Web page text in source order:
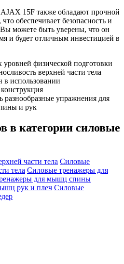
AJAX 15F также обладают прочной
обеспечивает безопасность и
Вы можете быть уверены, что он
и будет отличным инвестицией в
уровней физической подготовки
верхней части тела
в использовании
разнообразные упражнения для
и рук
в категории силовые
части тела Силовые
тела Силовые тренажеры для
для мышц спины
рук и плеч Силовые